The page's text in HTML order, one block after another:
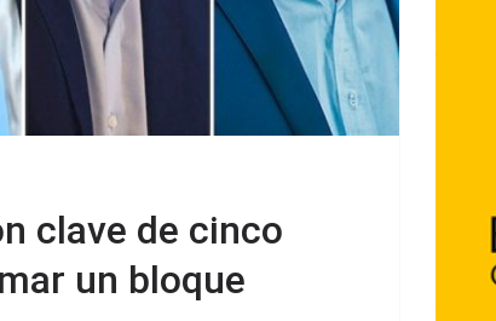
clave de cinco
un bloque